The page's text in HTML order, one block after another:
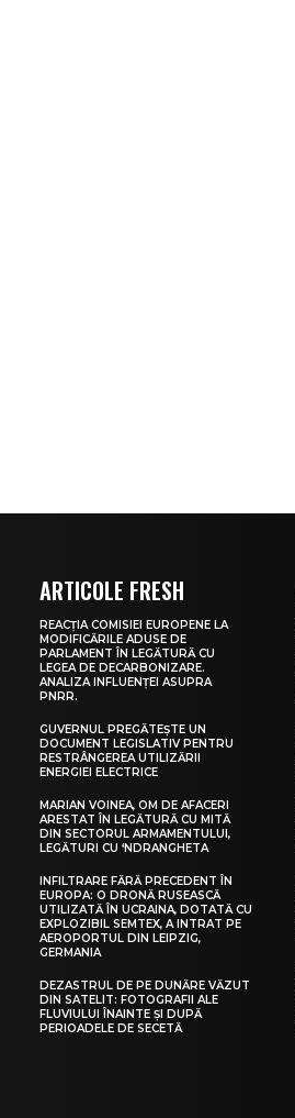
ARTICOLE FRESH
REACȚIA COMISIEI EUROPENE LA
MODIFICĂRILE ADUSE DE
PARLAMENT ÎN LEGĂTURĂ CU
LEGEA DE DECARBONIZARE.
ANALIZA INFLUENȚEI ASUPRA
PNRR.
GUVERNUL PREGĂTEȘTE UN
DOCUMENT LEGISLATIV PENTRU
RESTRÂNGEREA UTILIZĂRII
ENERGIEI ELECTRICE
MARIAN VOINEA, OM DE AFACERI
ARESTAT ÎN LEGĂTURĂ CU MITĂ
DIN SECTORUL ARMAMENTULUI,
LEGĂTURI CU ‘NDRANGHETA
INFILTRARE FĂRĂ PRECEDENT ÎN
EUROPA: O DRONĂ RUSEASCĂ
UTILIZATĂ ÎN UCRAINA, DOTATĂ CU
EXPLOZIBIL SEMTEX, A INTRAT PE
AEROPORTUL DIN LEIPZIG,
GERMANIA
DEZASTRUL DE PE DUNĂRE VĂZUT
DIN SATELIT: FOTOGRAFII ALE
FLUVIULUI ÎNAINTE ȘI DUPĂ
PERIOADELE DE SECETĂ